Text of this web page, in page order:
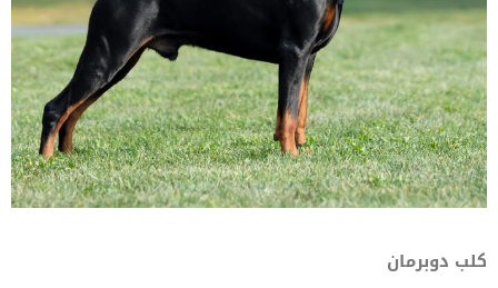
كلب دوبرمان